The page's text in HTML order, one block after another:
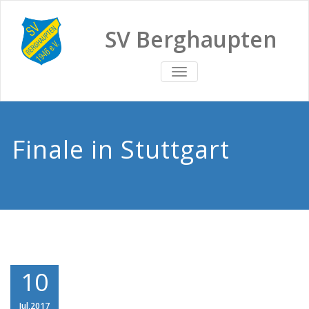
SV Berghaupten
TOGGLE
NAVIGATION
Finale in Stuttgart
10
Jul,2017